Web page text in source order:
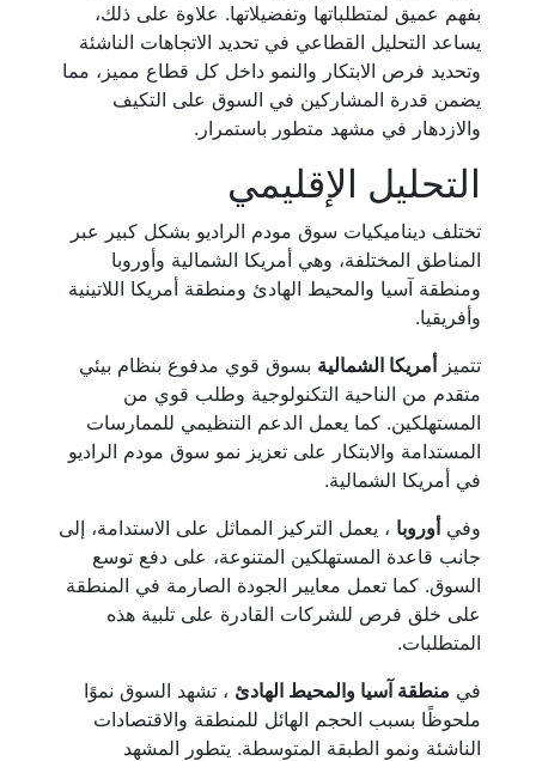
بفهم عميق لمتطلباتها وتفضيلاتها. علاوة على ذلك،
يساعد التحليل القطاعي في تحديد الاتجاهات الناشئة
وتحديد فرص الابتكار والنمو داخل كل قطاع مميز، مما
يضمن قدرة المشاركين في السوق على التكيف
والازدهار في مشهد متطور باستمرار.
التحليل الإقليمي
تختلف ديناميكيات سوق مودم الراديو بشكل كبير عبر
المناطق المختلفة، وهي أمريكا الشمالية وأوروبا
ومنطقة آسيا والمحيط الهادئ ومنطقة أمريكا اللاتينية
وأفريقيا.
تتميز أمريكا الشمالية بسوق قوي مدفوع بنظام بيئي
متقدم من الناحية التكنولوجية وطلب قوي من
المستهلكين. كما يعمل الدعم التنظيمي للممارسات
المستدامة والابتكار على تعزيز نمو سوق مودم الراديو
في أمريكا الشمالية.
وفي أوروبا ، يعمل التركيز المماثل على الاستدامة، إلى
جانب قاعدة المستهلكين المتنوعة، على دفع توسع
السوق. كما تعمل معايير الجودة الصارمة في المنطقة
على خلق فرص للشركات القادرة على تلبية هذه
المتطلبات.
في منطقة آسيا والمحيط الهادئ ، تشهد السوق نموًا
ملحوظًا بسبب الحجم الهائل للمنطقة والاقتصادات
الناشئة ونمو الطبقة المتوسطة. يتطور المشهد